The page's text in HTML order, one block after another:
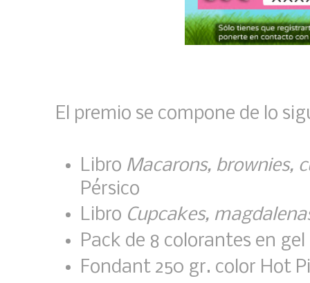
El premio se compone de lo
Libro Macarons, brownies,
Pérsico
Libro Cupcakes,
Pack de 8 colorantes en
Fondant 250 gr. color Hot